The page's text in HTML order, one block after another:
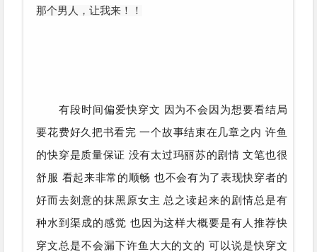
那个男人，让我来！！
有段时间偏爱快穿文 因为不会因为想要看结局
要花费好久把书看完 一个故事结束在几章之内 许鱼
的快穿是质量保证 没有太过玛丽苏的剧情 文笔也很
舒服 看起来非常的顺畅 也不会有为了表现快穿者的
好而去刻意的抹黑原女主 总之读起来的剧情总是有
种水到渠成的感觉 也因为这样大概要是有人推荐快
穿文总是不会漏下许鱼大大的文的 可以说是快穿文